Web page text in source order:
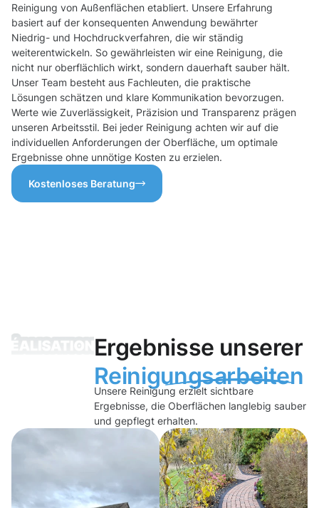
Reinigung von Außenflächen etabliert. Unsere Erfahrung
basiert auf der konsequenten Anwendung bewährter
Niedrig- und Hochdruckverfahren, die wir ständig
weiterentwickeln. So gewährleisten wir eine Reinigung, die
nicht nur oberflächlich wirkt, sondern dauerhaft sauber hält.
Unser Team besteht aus Fachleuten, die praktische
Lösungen schätzen und klare Kommunikation bevorzugen.
Werte wie Zuverlässigkeit, Präzision und Transparenz prägen
unseren Arbeitsstil. Bei jeder Reinigung achten wir auf die
individuellen Anforderungen der Oberfläche, um optimale
Ergebnisse ohne unnötige Kosten zu erzielen.
Kostenloses Beratung
Ergebnisse unserer
Reinigungsarbeiten
Unsere Reinigung erzielt sichtbare
Ergebnisse, die Oberflächen langlebig sauber
und gepflegt erhalten.